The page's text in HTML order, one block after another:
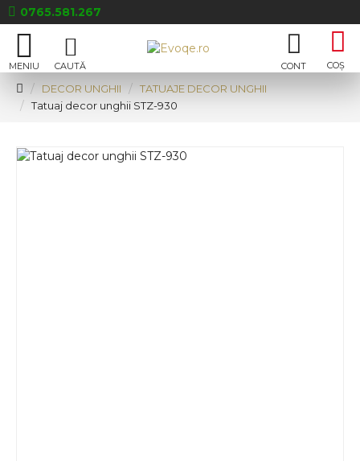
0765.581.267
DECOR UNGHII
TATUAJE DECOR UNGHII
Tatuaj decor unghii STZ-930